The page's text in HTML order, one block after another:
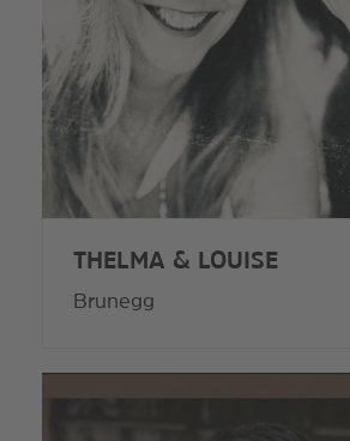
THELMA & LOUISE
Brunegg